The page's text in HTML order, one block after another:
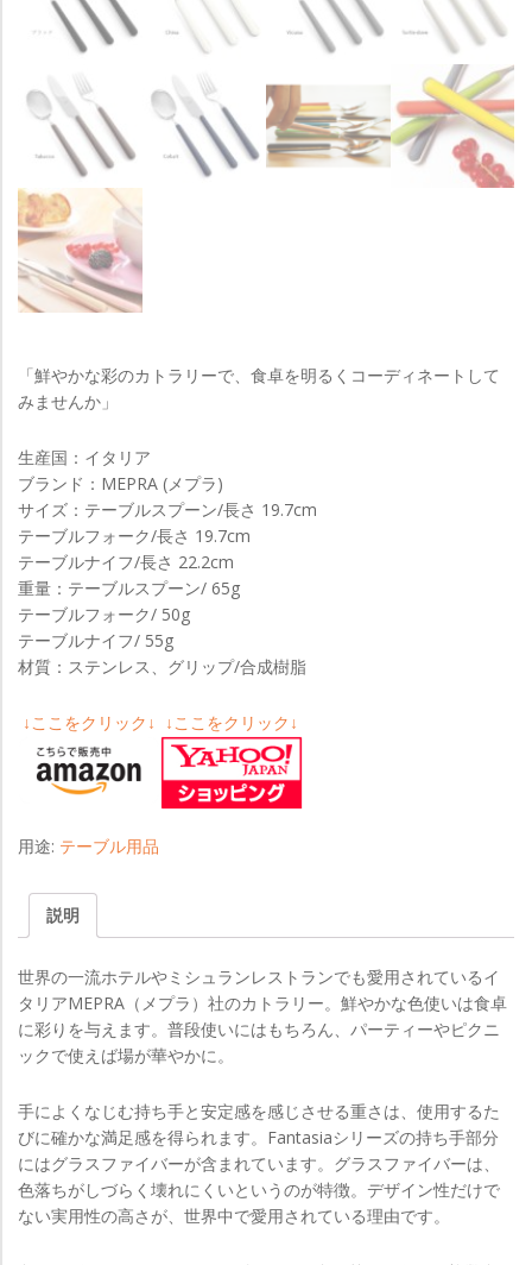
「鮮やかな彩のカトラリーで、食卓を明るくコーディネートして
みませんか」
生産国：イタリア
ブランド：MEPRA (メプラ)
サイズ：テーブルスプーン/長さ 19.7cm
テーブルフォーク/長さ 19.7cm
テーブルナイフ/長さ 22.2cm
重量：テーブルスプーン/ 65g
テーブルフォーク/ 50g
テーブルナイフ/ 55g
材質：ステンレス、グリップ/合成樹脂
↓ここをクリック↓ ↓ここをクリック↓
用途: テーブル用品
説明
世界の一流ホテルやミシュランレストランでも愛用されているイ
タリアMEPRA（メプラ）社のカトラリー。鮮やかな色使いは食卓
に彩りを与えます。普段使いにはもちろん、パーティーやピクニ
ックで使えば場が華やかに。
手によくなじむ持ち手と安定感を感じさせる重さは、使用するた
びに確かな満足感を得られます。Fantasiaシリーズの持ち手部分
にはグラスファイバーが含まれています。グラスファイバーは、
色落ちがしづらく壊れにくいというのが特徴。デザイン性だけで
ない実用性の高さが、世界中で愛用されている理由です。